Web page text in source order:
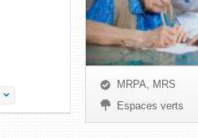
MRPA, MRS
Espaces verts